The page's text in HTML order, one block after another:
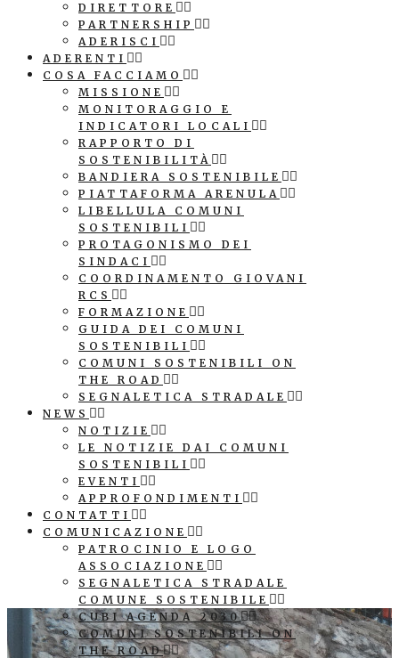
DIRETTORE
PARTNERSHIP
ADERISCI
ADERENTI
COSA FACCIAMO
MISSIONE
MONITORAGGIO E
INDICATORI LOCALI
RAPPORTO DI
SOSTENIBILITÀ
BANDIERA SOSTENIBILE
PIATTAFORMA ARENULA
LIBELLULA COMUNI
SOSTENIBILI
PROTAGONISMO DEI
SINDACI
COORDINAMENTO GIOVANI
RCS
FORMAZIONE
GUIDA DEI COMUNI
SOSTENIBILI
COMUNI SOSTENIBILI ON
THE ROAD
SEGNALETICA STRADALE
NEWS
NOTIZIE
LE NOTIZIE DAI COMUNI
SOSTENIBILI
EVENTI
APPROFONDIMENTI
CONTATTI
COMUNICAZIONE
PATROCINIO E LOGO
ASSOCIAZIONE
SEGNALETICA STRADALE
COMUNE SOSTENIBILE
CUBI AGENDA 2030
COMUNI SOSTENIBILI ON
THE ROAD